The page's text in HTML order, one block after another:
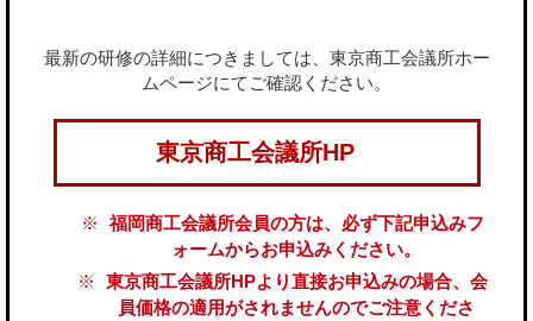
最新の研修の詳細につきましては、東京商工会議所ホー
ムページにてご確認ください。
東京商工会議所HP
福岡商工会議所会員の方は、必ず下記申込みフ
ォームからお申込みください。
東京商工会議所HPより直接お申込みの場合、会
員価格の適用がされませんのでご注意くださ